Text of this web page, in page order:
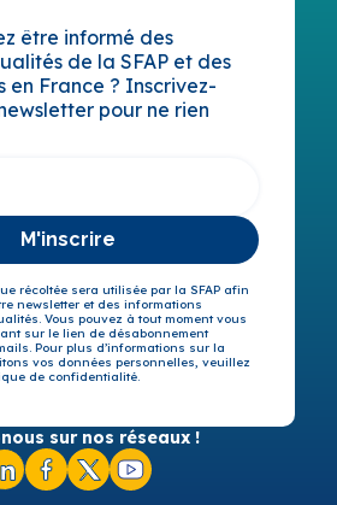
être informé des
de la SFAP et des
en France ? Inscrivez-
pour ne rien
M'inscrire
récoltée sera utilisée par la SFAP afin
newsletter et des informations
Vous pouvez à tout moment vous
sur le lien de désabonnement
Pour plus d’informations sur la
vos données personnelles, veuillez
de confidentialité.
sur nos réseaux !